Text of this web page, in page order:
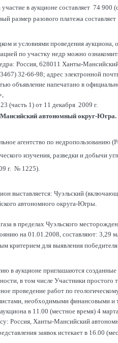
в аукционе составляет 74 900
размер разового платежа
и условиями проведения аукциона,
по участку недр можно
Россия, 628011 Ханты-
32-66-98; адрес электронной
объявление напечатано в
(часть 1) от 11 декабря 2009 г.
автономный округ-Югра.
агентство по недропользованию
изучения, разведки и добычи
г. № 1225).
выставляется: Чуэльский
автономного округа-Югры.
в пределах Чуэльского
на 01.01.2008, составляют: 3,29
критерием для выявления победителя
в аукционе приглашаются созданные
в том числе Участники
проведение работ по
необходимыми финансовыми и
в 11.00 (местное время) 4
Россия, Ханты-Мансийский
заявок истекает в 16.00